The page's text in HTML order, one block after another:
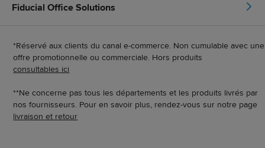
Fiducial Office Solutions
*Réservé aux clients du canal e-commerce. Non cumulable avec une
offre promotionnelle ou commerciale. Hors produits
consultables ici
**Ne concerne pas tous les départements et les produits livrés par
nos fournisseurs. Pour en savoir plus, rendez-vous sur notre page
livraison et retour